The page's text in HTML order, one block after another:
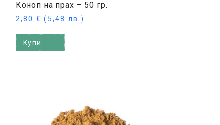
Коноп на прах – 50 гр.
2,80 € (5,48 лв.)
Купи